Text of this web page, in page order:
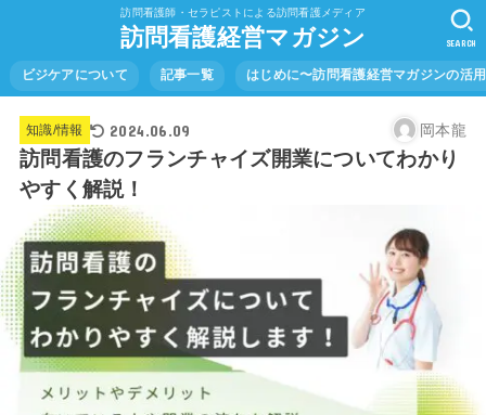
訪問看護師・セラピストによる訪問看護メディア
訪問看護経営マガジン
ビジケアについて 記事一覧 はじめに〜訪問看護経営マガジンの活
SEARCH
知識/情報 2024.06.09 岡本龍
訪問看護のフランチャイズ開業についてわかり
やすく解説！